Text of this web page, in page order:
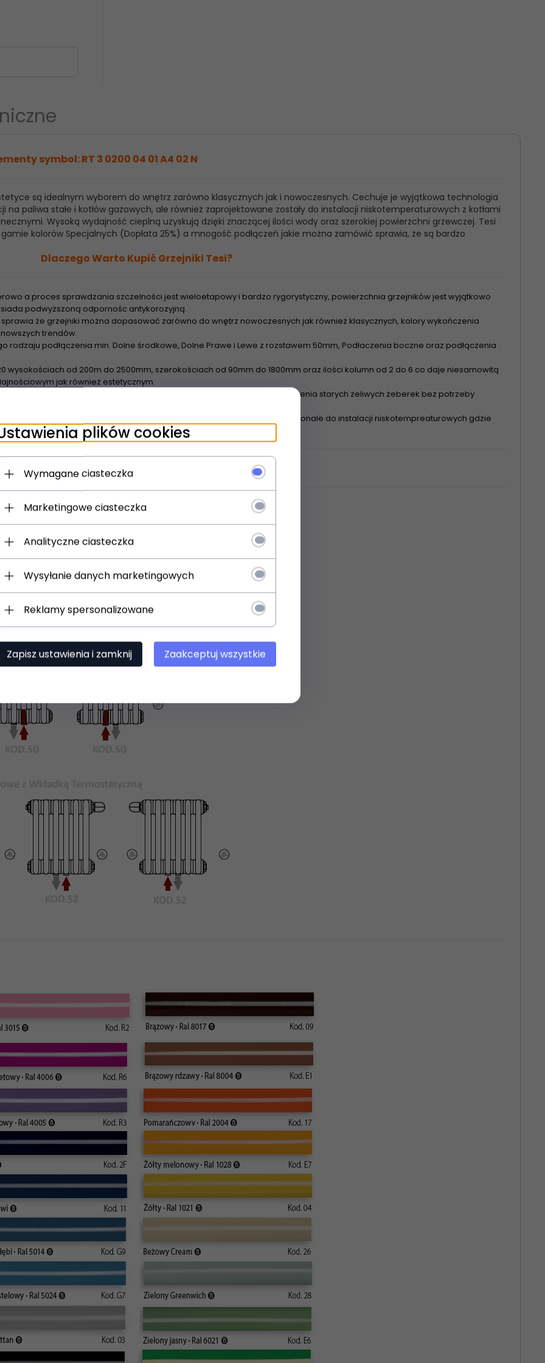
symbol: RT 3 0200 04 01 A4 02 N
są idealnym wyborem do wnętrz zarówno klasycznych jak i nowoczesnych. Cechuje je wyjątkowa technologia
na paliwa stałe i kotłów gazowych, ale również zaprojektowane zostały do instalacji niskotemperaturowych z kotłami
Wysoką wydajność cieplną uzyskują dzięki znaczącej ilości wody oraz szerokiej powierzchni grzewczej. Tesi
kolorów Specjalnych (Dopłata 25%) a mnogość podłączeń jakie można zamówić sprawia, że są bardzo
Dlaczego Warto Kupić Grzejniki Tesi?
a proces sprawdzania szczelności jest wieloetapowy i bardzo rygorystyczny, powierzchnia grzejników jest wyjątkowo
podwyższoną odpornośc antykorozyjną.
że grzejniki można dopasować zarówno do wnętrz nowoczesnych jak również klasycznych, kolory wykończenia
trendów.
podłączenia min. Dolne środkowe, Dolne Prawe i Lewe z rozstawem 50mm, Podłaczenia boczne oraz podłączenia
wysokościach od 200m do 2500mm, szerokościach od 90mm do 1800mm oraz ilości kolumn od 2 do 6 co daje niesamowitą
jak również estetycznym
grzejników z rozstawem bocznym 500m Tesi nadają się do zastąpienia starych żeliwych żeberek bez potrzeby
- Dzięki szerokiej powierzchni grzewczej grzejniki nadaja się doskonale do instalacji niskotempreaturowych gdzie
z pompami ciepła oraz kolektorami słonecznymi
plików cookies
Wymagane ciasteczka
Marketingowe ciasteczka
Analityczne ciasteczka
Wysyłanie danych marketingowych
Reklamy spersonalizowane
Zapisz ustawienia i zamknij Zaakceptuj wszystkie